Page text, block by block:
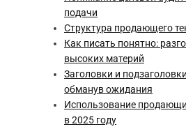
подачи
Структура продающего
Как писать понятно:
высоких материй
Заголовки и
обманув ожидания
Использование
в 2025 году